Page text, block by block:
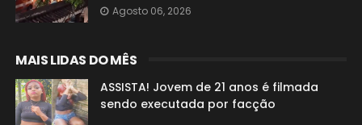
Agosto 06, 2026
MAIS LIDAS DO MÊS
ASSISTA! Jovem de 21 anos é filmada
sendo executada por facção